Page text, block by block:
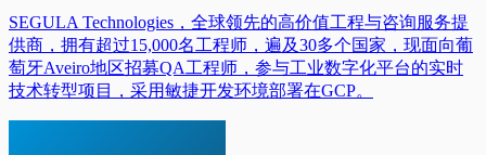
SEGULA Technologies，全球领先的高价值工程与咨询服务提
供商，拥有超过15,000名工程师，遍及30多个国家，现面向葡
萄牙Aveiro地区招募QA工程师，参与工业数字化平台的实时
技术转型项目，采用敏捷开发环境部署在GCP。